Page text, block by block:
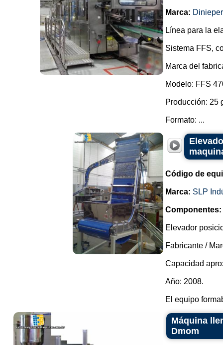
Marca: Dinieper
Línea para la
Sistema FFS,
Marca del
Modelo: FFS
Producción: 25
Formato: ...
Código de
Marca: SLP
Componentes:
Elevador
Fabricante /
Capacidad
Año: 2008.
El equipo
Máquina
Dmom